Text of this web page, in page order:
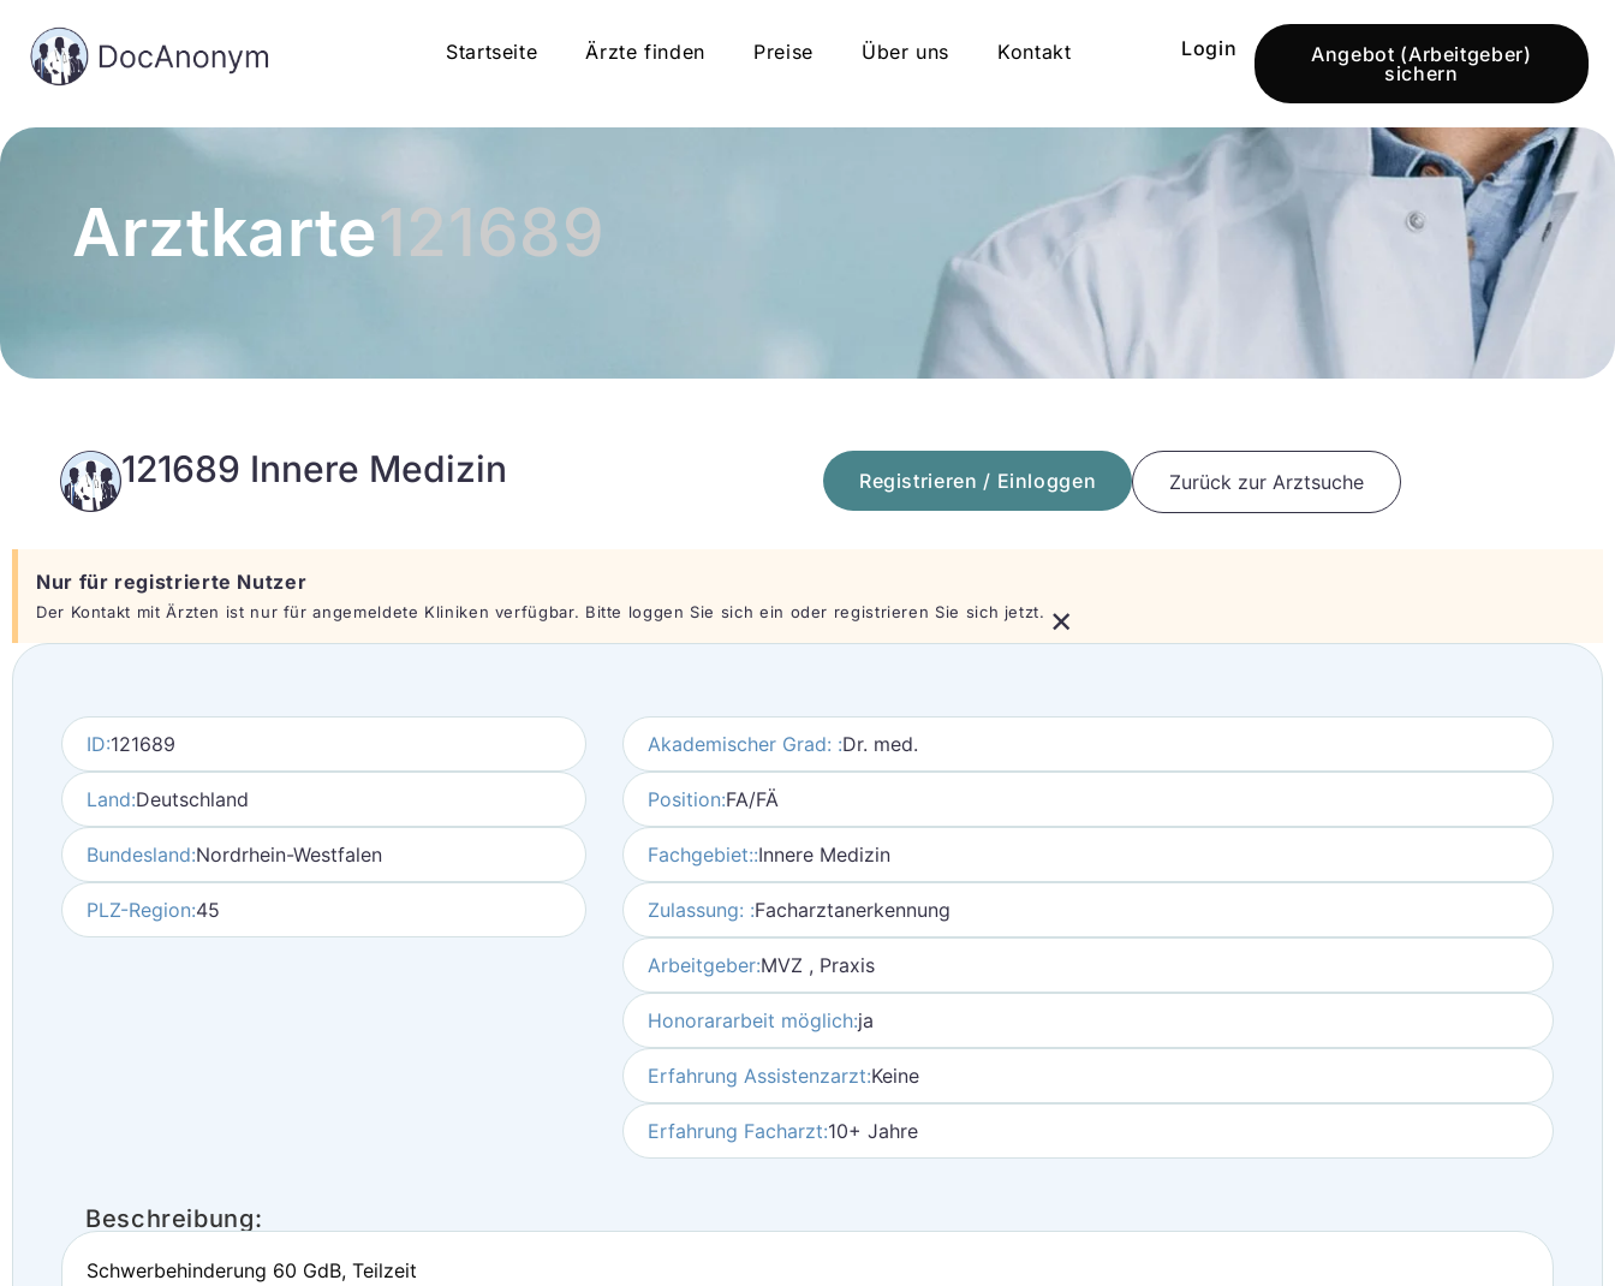
Startseite Ärzte finden Preise Über uns Kontakt Login
Angebot (Arbeitgeber)
sichern
Arztkarte121689
121689 Innere Medizin Registrieren / Einloggen Zurück zur Arztsuche
Nur für registrierte Nutzer
Der Kontakt mit Ärzten ist nur für angemeldete Kliniken verfügbar. Bitte loggen Sie sich ein oder registrieren Sie sich jetzt. ×
ID:121689
Land:Deutschland
Bundesland:Nordrhein-Westfalen
PLZ-Region:45
Akademischer Grad: :Dr. med.
Position:FA/FÄ
Fachgebiet::Innere Medizin
Zulassung: :Facharztanerkennung
Arbeitgeber:MVZ , Praxis
Honorararbeit möglich:ja
Erfahrung Assistenzarzt:Keine
Erfahrung Facharzt:10+ Jahre
Beschreibung:
Schwerbehinderung 60 GdB, Teilzeit